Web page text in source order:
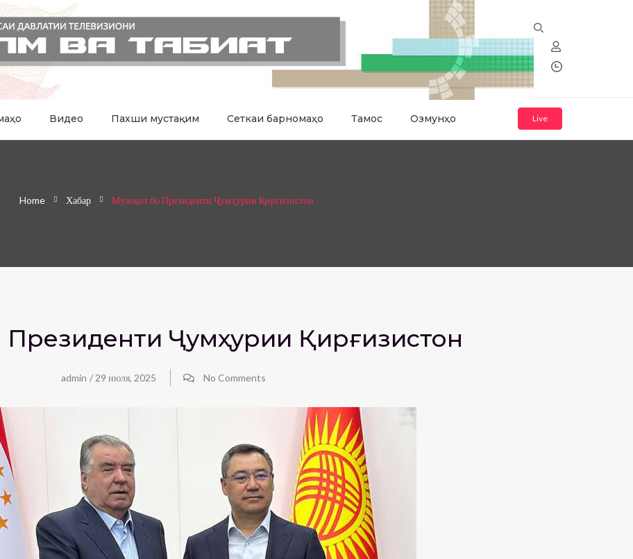
Видео Пахши мустақим Сеткаи барномаҳо Тамос Озмунҳо Live
Home Хабар Мулоқот бо Президенти Ҷумҳурии Қирғизистон
Президенти Ҷумҳурии Қирғизистон
admin / 29 июля, 2025 No Comments